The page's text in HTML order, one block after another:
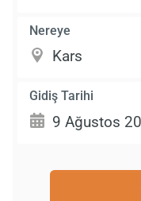
Nereye
Gidiş Tarihi